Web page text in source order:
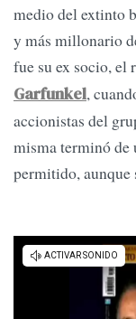
medio del extinto
y más millonario
fue su ex socio, el
Garfunkel,
accionistas del
misma terminó de
permitido, aunque